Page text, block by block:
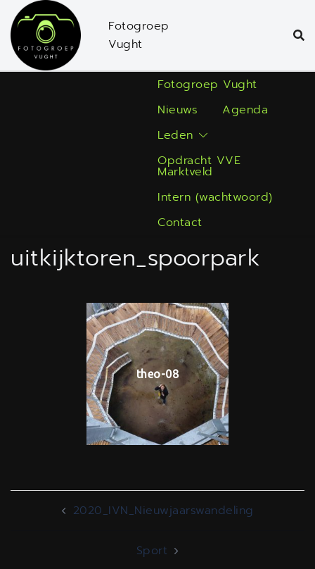
naar
de
inhoud
Fotogroep
Vught
Fotogroep Vught
Nieuws
Agenda
Leden
Opdracht VVE
Marktveld
Intern (wachtwoord)
Contact
uitkijktoren_spoorpark
theo-08
Bericht
navigatie2020_IVN_Nieuwjaarswandeling
Sport